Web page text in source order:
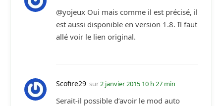
@yojeux Oui mais comme il est précisé, il
est aussi disponible en version 1.8. Il faut
allé voir le lien original.
Scofire29 sur2 janvier 2015 10 h 27 min
Serait-il possible d’avoir le mod auto